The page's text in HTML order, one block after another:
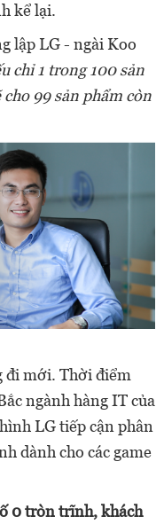
kể lại.
lập LG - ngài Koo
chỉ 1 trong 100 sản
99 sản phẩm còn
đi mới. Thời điểm
ngành hàng IT của
LG tiếp cận phân
dành cho các game
0 tròn trĩnh, khách